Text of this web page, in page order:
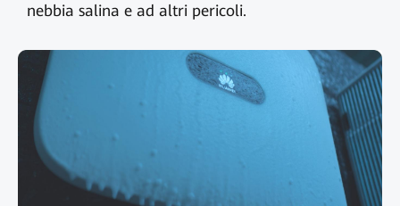
nebbia salina e ad altri pericoli.